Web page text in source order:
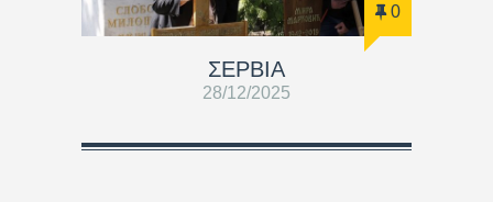
0
ΣΕΡΒΙΑ
28/12/2025